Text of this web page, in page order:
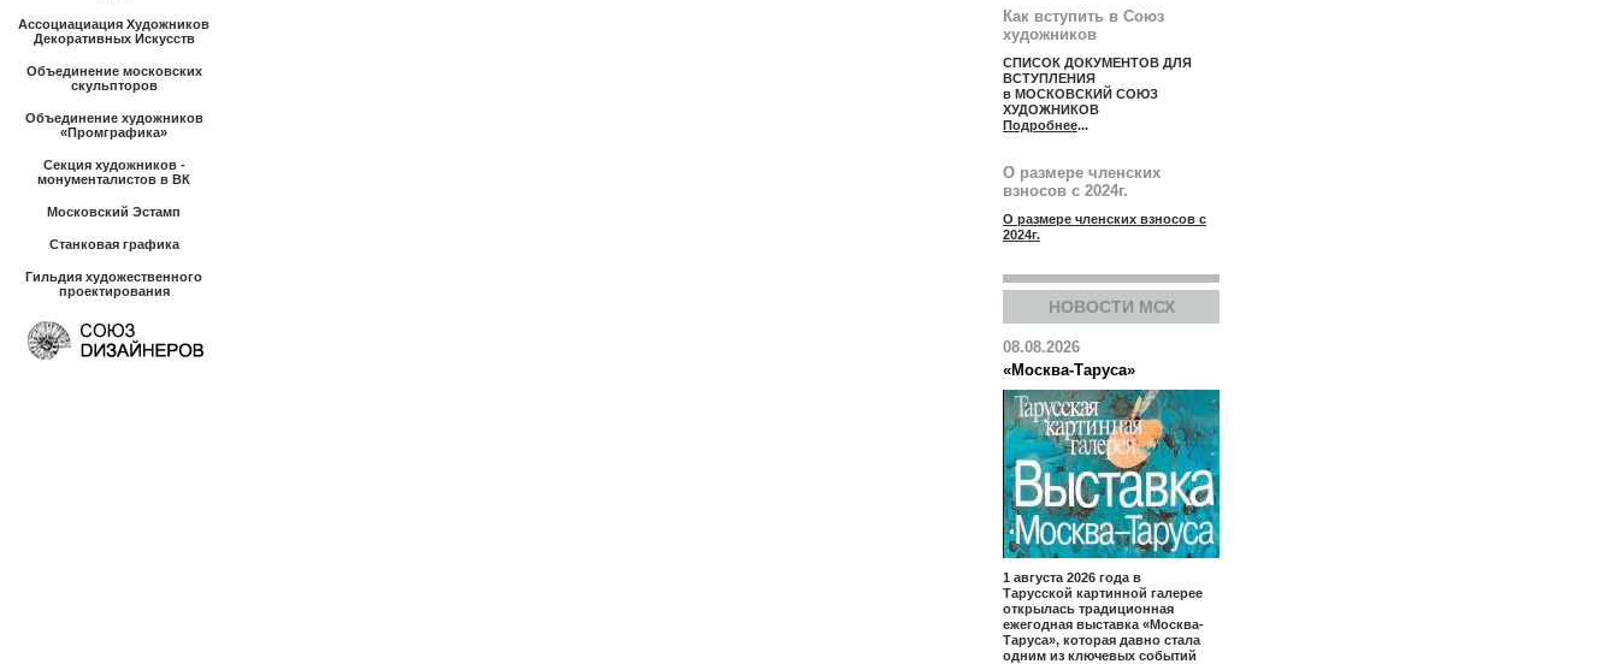
Ассоциациация Художников
Декоративных Искусств
Объединение московских
скульпторов
Объединение художников
«Промграфика»
Секция художников -
монументалистов в ВК
Московский Эстамп
Станковая графика
Гильдия художественного
проектирования
Как вступить в Союз
художников
СПИСОК ДОКУМЕНТОВ ДЛЯ
ВСТУПЛЕНИЯ
в МОСКОВСКИЙ СОЮЗ
ХУДОЖНИКОВ
Подробнее...
О размере членских
взносов с 2024г.
О размере членских взносов с
2024г.
НОВОСТИ МСХ
08.08.2026
«Москва-Таруса»
1 августа 2026 года в
Тарусcкой картинной галерее
открылась традиционная
ежегодная выставка «Москва-
Таруса», которая давно стала
одним из ключевых событий